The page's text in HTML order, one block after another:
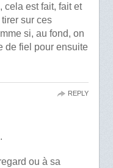
cela est fait, fait et
sur ces
si, au fond, on
de fiel pour ensuite
ou à sa
REPLY